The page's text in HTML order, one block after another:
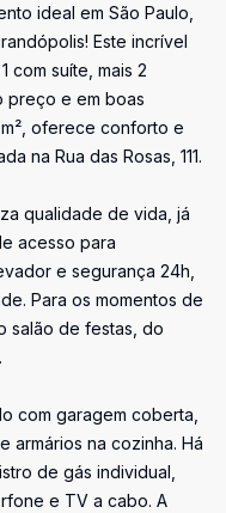
ideal em São Paulo,
Este incrível
com suíte, mais 2
preço e em boas
oferece conforto e
na Rua das Rosas, 111.
qualidade de vida, já
acesso para
e segurança 24h,
Para os momentos de
salão de festas, do
com garagem coberta,
armários na cozinha. Há
de gás individual,
e TV a cabo. A